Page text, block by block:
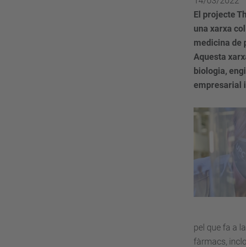
El projecte
una xarxa
medicina de
Aquesta
biologia,
empresarial
pel que fa a
fàrmacs,